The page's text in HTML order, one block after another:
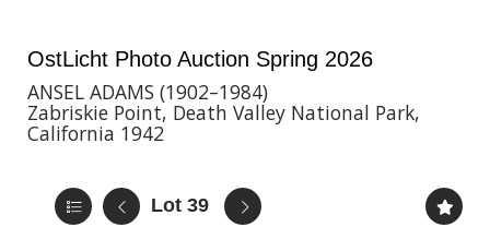
OstLicht Photo Auction Spring 2026
ANSEL ADAMS (1902–1984)
Zabriskie Point, Death Valley National Park,
California 1942
Lot 39